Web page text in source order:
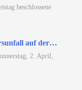
beschlossene
auf der…
2. April,